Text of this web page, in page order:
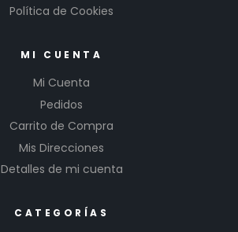
Política de Cookies
MI CUENTA
Mi Cuenta
Pedidos
Carrito de Compra
Mis Direcciones
Detalles de mi cuenta
CATEGORÍAS